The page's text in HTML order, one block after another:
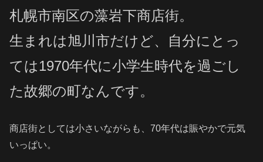
札幌市南区の藻岩下商店街。
生まれは旭川市だけど、自分にとっ
ては1970年代に小学生時代を過ごし
た故郷の町なんです。
商店街としては小さいながらも、70年代は賑やかで元気
いっぱい。